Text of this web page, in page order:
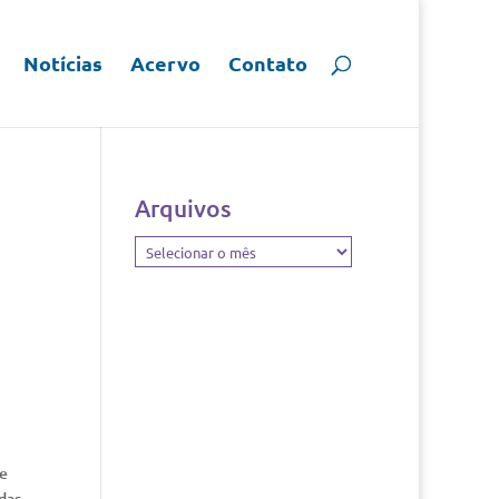
Notícias Acervo Contato
Arquivos
Arquivos